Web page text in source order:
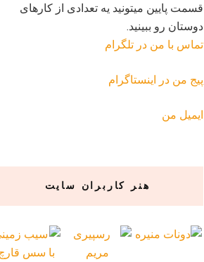
قسمت پایین میتونید یه تعدادی از کارهای
دوستان رو ببینید.
تماس با من در تلگرام
پیج من در اینستاگرام
ایمیل من
هنر کاربران سایت